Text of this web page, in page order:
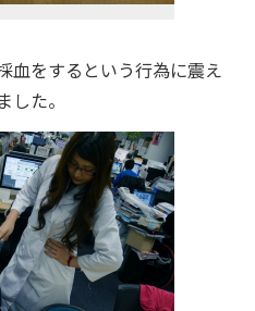
血をするという行為に震え
た。